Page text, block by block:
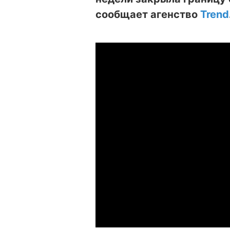
сообщает агенство Trend